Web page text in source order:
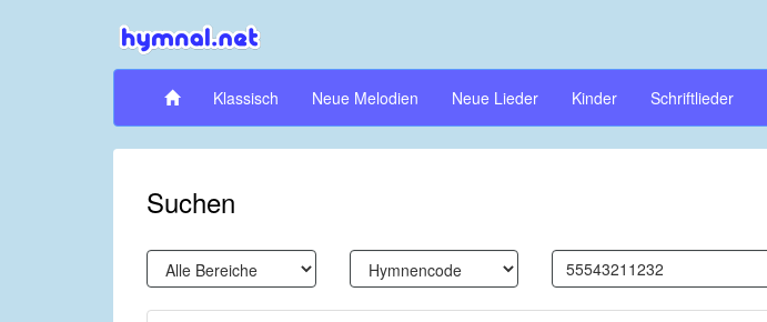
Klassisch Neue Melodien Neue Lieder Kinder Schriftlieder
Suchen